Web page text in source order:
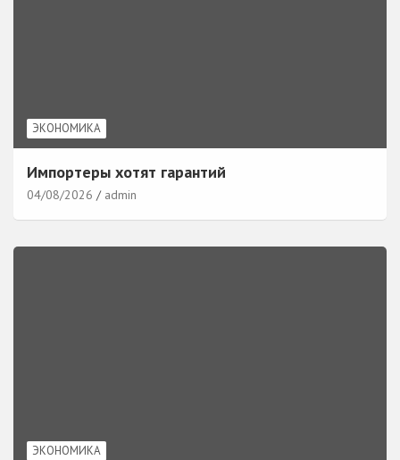
ЭКОНОМИКА
Импортеры хотят гарантий
04/08/2026 admin
ЭКОНОМИКА